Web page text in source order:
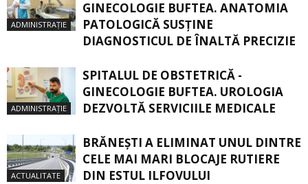
ADMINISTRAȚIE
GINECOLOGIE BUFTEA. ANATOMIA
PATOLOGICĂ SUSŢINE
DIAGNOSTICUL DE ÎNALTĂ PRECIZIE
ADMINISTRAȚIE
SPITALUL DE OBSTETRICĂ -
GINECOLOGIE BUFTEA. UROLOGIA
DEZVOLTĂ SERVICIILE MEDICALE
ACTUALITATE
BRĂNEȘTI A ELIMINAT UNUL DINTRE
CELE MAI MARI BLOCAJE RUTIERE
DIN ESTUL ILFOVULUI